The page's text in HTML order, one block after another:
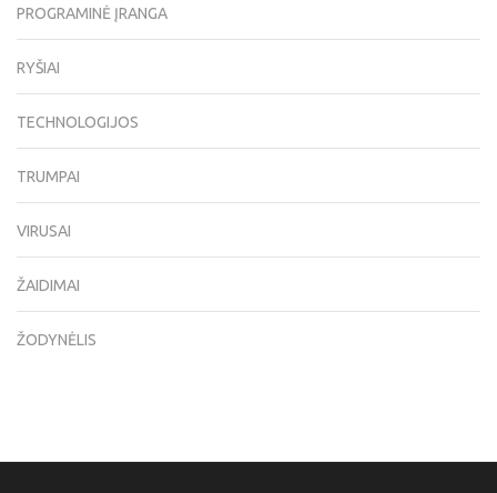
PROGRAMINĖ ĮRANGA
RYŠIAI
TECHNOLOGIJOS
TRUMPAI
VIRUSAI
ŽAIDIMAI
ŽODYNĖLIS